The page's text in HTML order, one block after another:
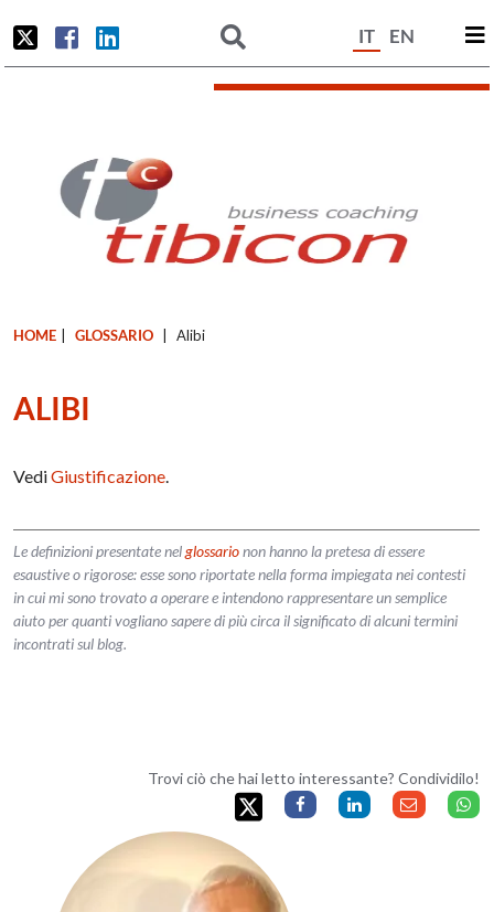
IT EN
HOME GLOSSARIO Alibi
ALIBI
VediGiustificazione.
Le definizioni presentate nelglossarionon hanno la pretesa di essere
esaustive o rigorose: esse sono riportate nella forma impiegata nei contesti
in cui mi sono trovato a operare e intendono rappresentare un semplice
aiuto per quanti vogliano sapere di più circa il significato di alcuni termini
incontrati sul blog.
Trovi ciò che hai letto interessante? Condividilo!